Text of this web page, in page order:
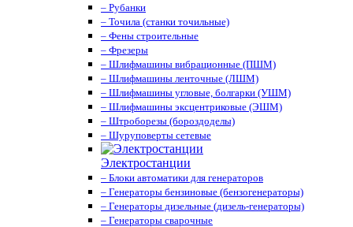
– Рубанки
– Точила (станки точильные)
– Фены строительные
– Фрезеры
– Шлифмашины вибрационные (ПШМ)
– Шлифмашины ленточные (ЛШМ)
– Шлифмашины угловые, болгарки (УШМ)
– Шлифмашины эксцентриковые (ЭШМ)
– Штроборезы (бороздоделы)
– Шуруповерты сетевые
Электростанции
– Блоки автоматики для генераторов
– Генераторы бензиновые (бензогенераторы)
– Генераторы дизельные (дизель-генераторы)
– Генераторы сварочные